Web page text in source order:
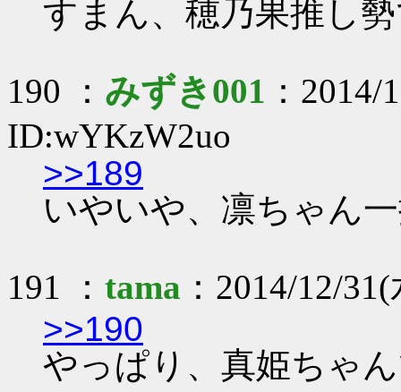
すまん、穂乃果推し
190 ： みずき001 ：
ID:wYKzW2uo
>>189
いやいや、凛ちゃん
191 ： tama ：2014/12/
>>190
やっぱり、真姫ちゃ